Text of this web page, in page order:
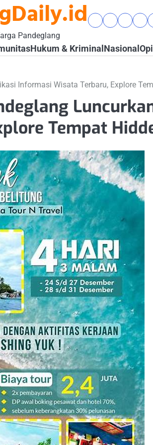
Pandeglang
BerandaBantenGaya
Hukum & KriminalNasional
Informasi Wisata Terbaru, Explore
Tempat